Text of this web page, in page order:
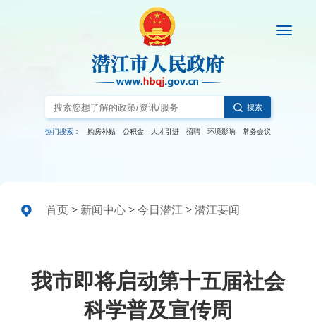
搜索
热门搜索： 购房补贴 公积金 人才引进 招聘 环境影响 常务会议
首页 > 新闻中心 > 今日潜江 > 潜江要闻
我市即将启动第十五届社会
科学普及宣传周